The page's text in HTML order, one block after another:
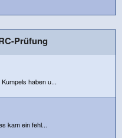
Prüfung
haben u...
kam ein fehl...